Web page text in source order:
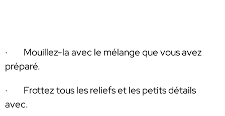
· Mouillez-la avec le mélange que vous avez
préparé.
· Frottez tous les reliefs et les petits détails
avec.